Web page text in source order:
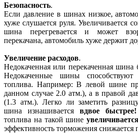
Безопасность.
Если давление в шинах низкое,
хуже слушается руля. Увеличивается
шина перегревается и может
перекачана, автомобиль хуже держит
Увеличение расходов.
Недокаченная или перекаченная шина
Недокаченные шины способствуют
топлива. Например: В левой шине
данном случае 2.0 атм.), а в правой
(1.3 атм.). Легко ли заметить
шина изнашивается вдвое быстрее!
топлива на такой шине
эффективность торможения снижается